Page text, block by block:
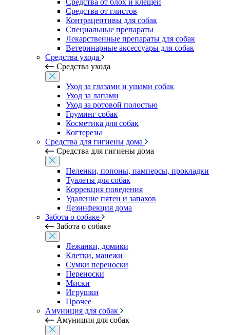
Средства от блох и клещей
Средства от глистов
Контрацептивы для собак
Специальные препараты
Лекарственные препараты для собак
Ветеринарные аксессуары для собак
Средства ухода
Средства ухода
Уход за глазами и ушами собак
Уход за лапами
Уход за ротовой полостью
Груминг собак
Косметика для собак
Когтерезы
Средства для гигиены дома
Средства для гигиены дома
Пеленки, попоны, памперсы, прокладки
Туалеты для собак
Коррекция поведения
Удаление пятен и запахов
Дезинфекция дома
Забота о собаке
Забота о собаке
Лежанки, домики
Клетки, манежи
Сумки переноски
Переноски
Миски
Игрушки
Прочее
Амуниция для собак
Амуниция для собак